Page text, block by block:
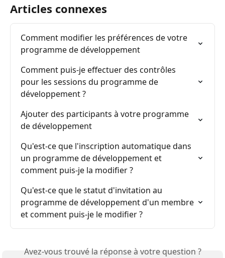
Articles connexes
Comment modifier les préférences de votre
programme de développement
Comment puis-je effectuer des contrôles
pour les sessions du programme de
développement ?
Ajouter des participants à votre programme
de développement
Qu'est-ce que l'inscription automatique dans
un programme de développement et
comment puis-je la modifier ?
Qu'est-ce que le statut d'invitation au
programme de développement d'un membre
et comment puis-je le modifier ?
Avez-vous trouvé la réponse à votre question ?